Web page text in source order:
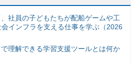
社員の子どもたちが配船ゲームや工
インフラを支える仕事を学ぶ（2026
で理解できる学習支援ツールとは何か